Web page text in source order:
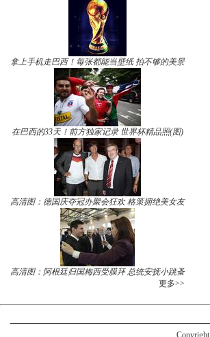
拿上手机走巴西！每张都能当壁纸 拍不够的美景
在巴西的33天！前方独家记录 世界杯精品照(图)
高清图：德国庆夺冠办聚会狂欢 格策拥绝美女友
高清图：阿根廷归国梅西受膜拜 总统安抚小跳蚤
更多>>
Copyright